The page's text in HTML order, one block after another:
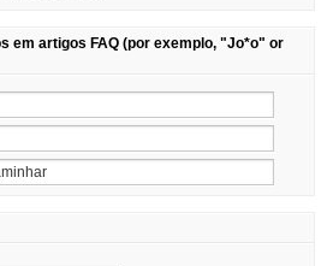
em artigos FAQ (por exemplo, "Jo*o" or